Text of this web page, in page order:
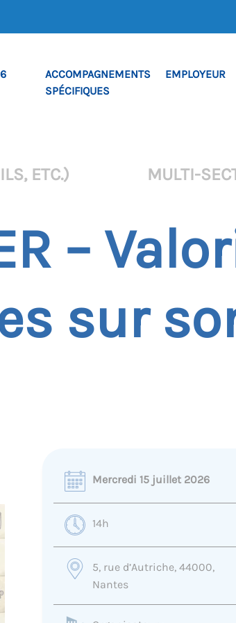
ACCOMPAGNEMENTS
SPÉCIFIQUES
EMPLOYEUR
ETC.) MULTI-
–
sur
Mercredi 15 juillet 2026
14h
5, rue d’Autriche, 44000,
Nantes